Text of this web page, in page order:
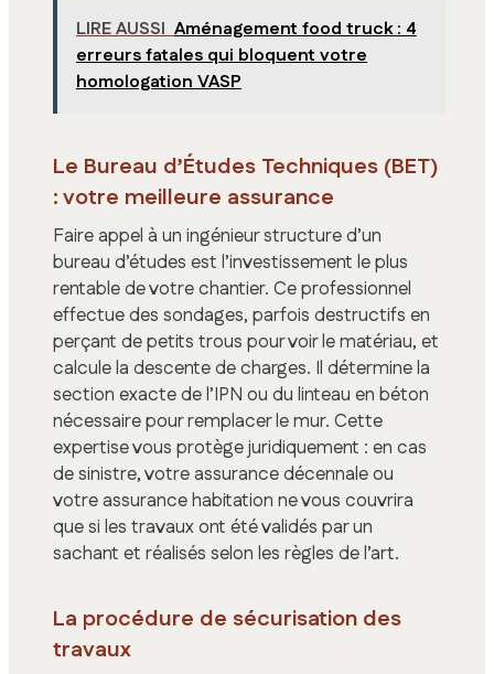
LIRE AUSSI Aménagement food truck : 4
erreurs fatales qui bloquent votre
homologation VASP
Le Bureau d’Études Techniques (BET)
: votre meilleure assurance
Faire appel à un ingénieur structure d’un
bureau d’études est l’investissement le plus
rentable de votre chantier. Ce professionnel
effectue des sondages, parfois destructifs en
perçant de petits trous pour voir le matériau, et
calcule la descente de charges. Il détermine la
section exacte de l’IPN ou du linteau en béton
nécessaire pour remplacer le mur. Cette
expertise vous protège juridiquement : en cas
de sinistre, votre assurance décennale ou
votre assurance habitation ne vous couvrira
que si les travaux ont été validés par un
sachant et réalisés selon les règles de l’art.
La procédure de sécurisation des
travaux